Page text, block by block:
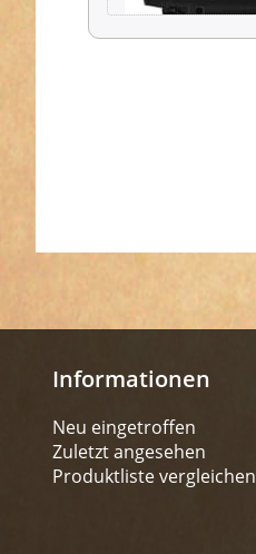
Informationen
Neu eingetroffen
Zuletzt angesehen
Produktliste vergleichen